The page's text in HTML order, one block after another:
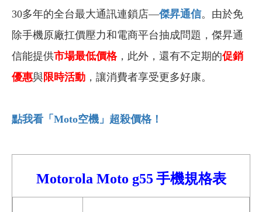
30多年的全台最大通訊連鎖店—傑昇通信。由於免
除手機原廠扛價壓力和電商平台抽成問題，傑昇通
信能提供市場最低價格，此外，還有不定期的促銷
優惠與 限時活動 ，讓消費者享受更多好康。
點我看「Moto空機」超殺價格！
Motorola Moto g55 手機規格表